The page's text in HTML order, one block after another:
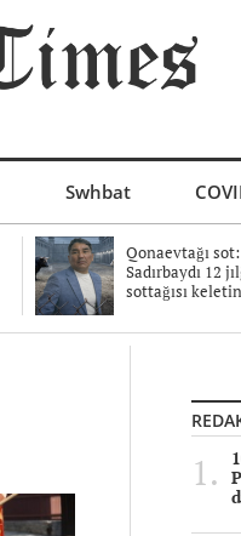
Swhbat
Qonaevtağı sot:
Sadırbaydı 12
sottağısı